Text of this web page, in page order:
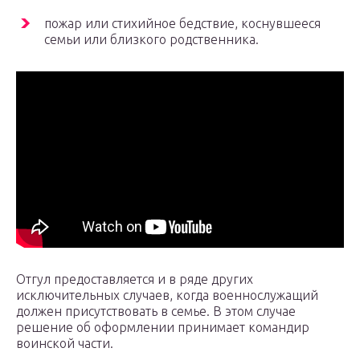
пожар или стихийное бедствие, коснувшееся
семьи или близкого родственника.
Отгул предоставляется и в ряде других
исключительных случаев, когда военнослужащий
должен присутствовать в семье. В этом случае
решение об оформлении принимает командир
воинской части.